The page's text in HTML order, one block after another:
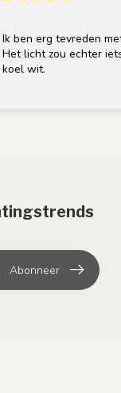
met de lamp;
echter iets warmer
Abonneer